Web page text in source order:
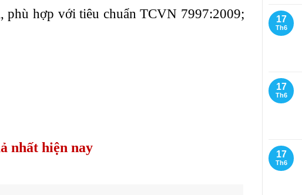
phù hợp với tiêu chuẩn TCVN 7997:2009;
nhất hiện nay
17
Th6
17
Th6
17
Th6